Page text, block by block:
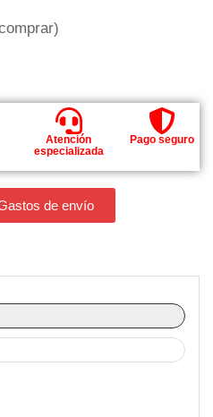
Atención
especializada
Pago seguro
de envío